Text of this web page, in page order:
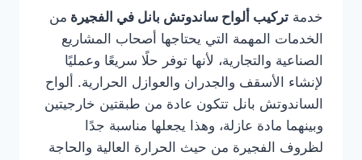
خدمة تركيب ألواح ساندوتش بانل في الفجيرة من
الخدمات المهمة التي يحتاجها أصحاب المشاريع
الصناعية والتجارية، لأنها توفر حلًا سريعًا وعمليًا
لإنشاء الأسقف والجدران والعوازل الحرارية. ألواح
الساندوتش بانل تتكون عادة من طبقتين خارجيتين
وبينهما مادة عازلة، وهذا يجعلها مناسبة جدًا
لظروف الفجيرة من حيث الحرارة العالية والحاجة